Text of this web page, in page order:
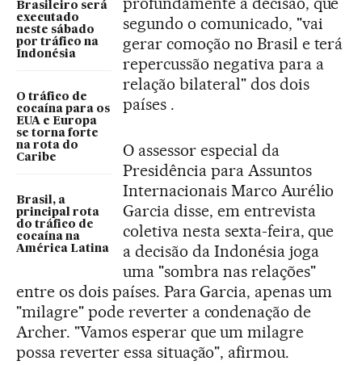
Brasileiro será
executado
neste sábado
por tráfico na
Indonésia
O tráfico de
cocaína para os
EUA e Europa
se torna forte
na rota do
Caribe
Brasil, a
principal rota
do tráfico de
cocaína na
América Latina
segundo o comunicado, "vai
gerar comoção no Brasil e terá
repercussão negativa para a
relação bilateral" dos dois
países .
O assessor especial da
Presidência para Assuntos
Internacionais Marco Aurélio
Garcia disse, em entrevista
coletiva nesta sexta-feira, que
a decisão da Indonésia joga
uma "sombra nas relações"
entre os dois países. Para Garcia, apenas um
"milagre" pode reverter a condenação de
Archer. "Vamos esperar que um milagre
possa reverter essa situação", afirmou.